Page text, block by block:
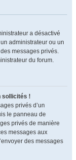
a désactivé
administrateur ou un
messages privés.
du forum.
sollicités !
privés d’un
le panneau de
privés de manière
messages aux
des messages